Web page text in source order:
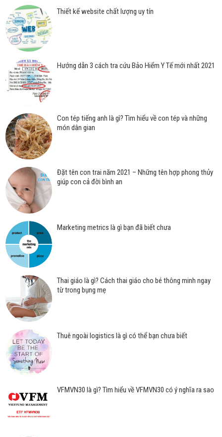
Thiết kế website chất lượng uy tín
Hướng dẫn 3 cách tra cứu Bảo Hiểm Y Tế mới nhất 2021
Con tép tiếng anh là gì? Tìm hiểu về con tép và những
món dân gian
Đặt tên con trai năm 2021 – Những tên hợp phong thủy
giúp con cả đời bình an
Marketing metrics là gì bạn đã biết chưa
Thai giáo là gì? Cách thai giáo cho bé thông minh ngay
từ trong bụng mẹ
Thuê ngoài logistics là gì có thể bạn chưa biết
VFMVN30 là gì? Tìm hiểu về VFMVN30 có ý nghĩa ra sao